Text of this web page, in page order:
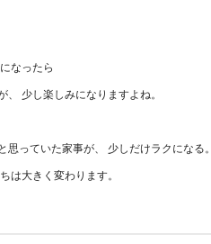
なったら
、 少し楽しみになりますよね。
思っていた家事が、 少しだけラクになる
は大きく変わります。